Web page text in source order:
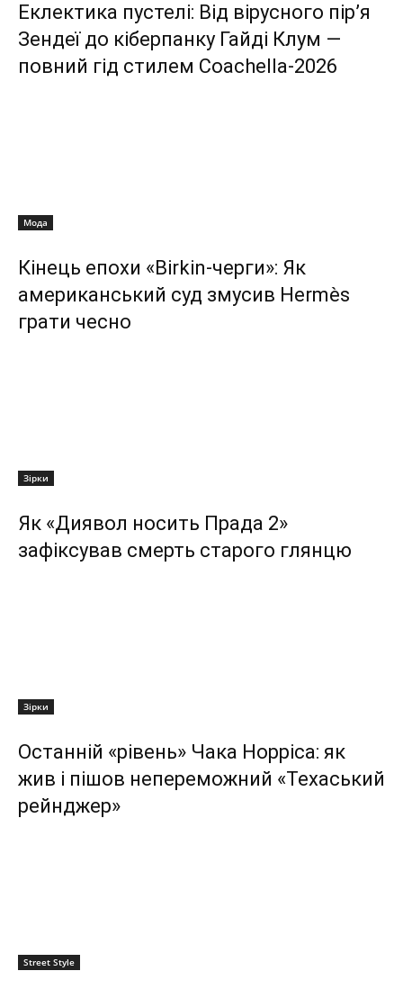
Еклектика пустелі: Від вірусного пір’я
Зендеї до кіберпанку Гайді Клум —
повний гід стилем Coachella-2026
Мода
Кінець епохи «Birkin-черги»: Як
американський суд змусив Hermès
грати чесно
Зірки
Як «Диявол носить Прада 2»
зафіксував смерть старого глянцю
Зірки
Останній «рівень» Чака Норріса: як
жив і пішов непереможний «Техаський
рейнджер»
Street Style